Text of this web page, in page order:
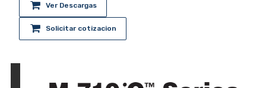
Ver Descargas
Solicitar cotizacion